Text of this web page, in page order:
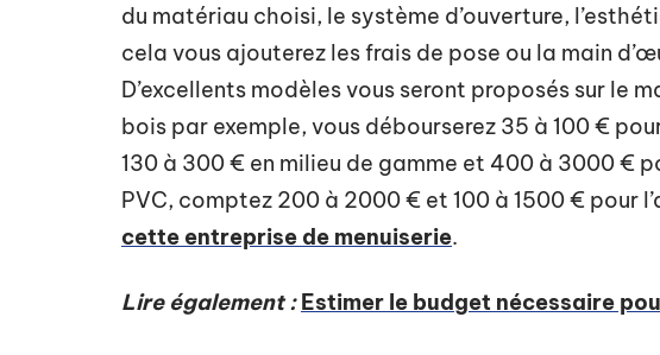
du matériau choisi, le système d’ouverture,
cela vous ajouterez les frais de pose ou la main
D’excellents modèles vous seront proposés sur le
bois par exemple, vous débourserez 35 à 100 €
130 à 300 € en milieu de gamme et 400 à 3000 €
PVC, comptez 200 à 2000 € et 100 à 1500 € pour
cette entreprise de menuiserie.
Lire également : Estimer le budget nécessaire